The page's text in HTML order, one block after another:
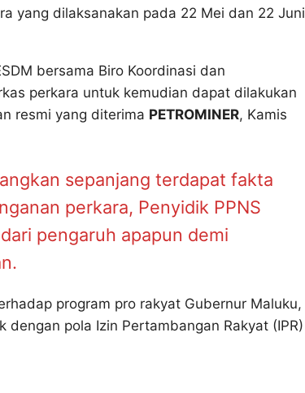
yang dilaksanakan pada 22 Mei dan 22 Juni
bersama Biro Koordinasi dan
perkara untuk kemudian dapat dilakukan
resmi yang diterima PETROMINER, Kamis
sepanjang terdapat fakta
perkara, Penyidik PPNS
pengaruh apapun demi
program pro rakyat Gubernur Maluku,
pola Izin Pertambangan Rakyat (IPR)